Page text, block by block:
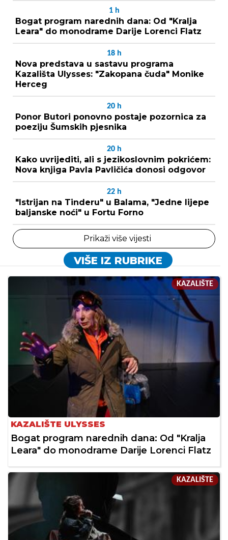
1 h
Bogat program narednih dana: Od "Kralja
Leara" do monodrame Darije Lorenci Flatz
18 h
Nova predstava u sastavu programa
Kazališta Ulysses: "Zakopana čuda" Monike
Herceg
20 h
Ponor Butori ponovno postaje pozornica za
poeziju Šumskih pjesnika
20 h
Kako uvrijediti, ali s jezikoslovnim pokrićem:
Nova knjiga Pavla Pavličića donosi odgovor
22 h
"Istrijan na Tinderu" u Balama, "Jedne lijepe
baljanske noći" u Fortu Forno
Prikaži više vijesti
VIŠE IZ RUBRIKE
KAZALIŠTE
KAZALIŠTE ULYSSES
Bogat program narednih dana: Od "Kralja
Leara" do monodrame Darije Lorenci Flatz
KAZALIŠTE